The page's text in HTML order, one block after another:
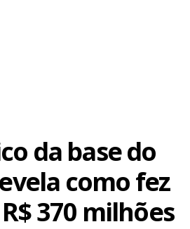
da base do
como fez
370 milhões